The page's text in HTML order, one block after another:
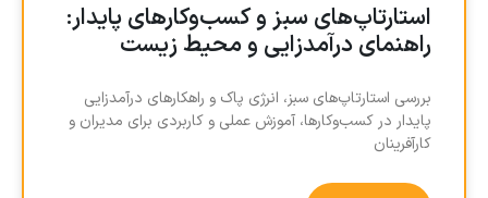
استارتاپ‌های سبز و کسب‌وکارهای پایدار:
راهنمای درآمدزایی و محیط زیست
بررسی استارتاپ‌های سبز، انرژی پاک و راهکارهای درآمدزایی
پایدار در کسب‌وکارها، آموزش عملی و کاربردی برای مدیران و
کارآفرینان